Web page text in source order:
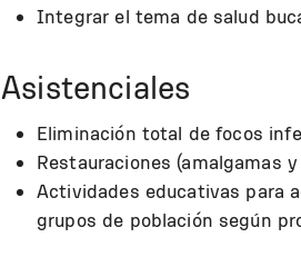
Integrar el tema de salud
Asistenciales
Eliminación total de focos
Restauraciones (amalgamas
Actividades educativas para
grupos de población según